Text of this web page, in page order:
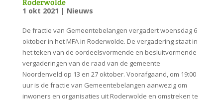
Roderwolde
1 okt 2021 | Nieuws
De fractie van Gemeentebelangen vergadert woensdag 6
oktober in het MFA in Roderwolde. De vergadering staat in
het teken van de oordeelsvormende en besluitvormende
vergaderingen van de raad van de gemeente
Noordenveld op 13 en 27 oktober. Voorafgaand, om 19:00
uur is de fractie van Gemeentebelangen aanwezig om
inwoners en organisaties uit Roderwolde en omstreken te